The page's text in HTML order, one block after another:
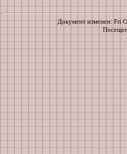
Документ изменен: Fri